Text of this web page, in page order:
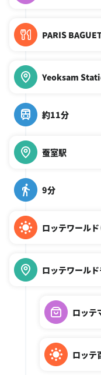
PARIS
Yeoksam
約11分
蚕室駅
9分
ロッテワール
ロッテワール
ロッテ
ロッテ